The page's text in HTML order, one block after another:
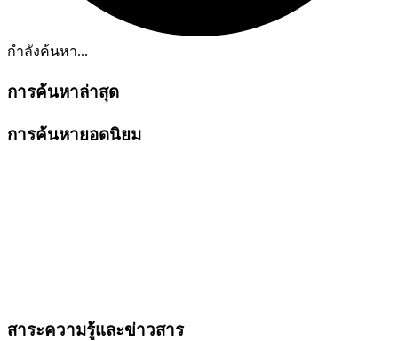
กำลังค้นหา...
การค้นหาล่าสุด
การค้นหายอดนิยม
สาระความรู้และข่าวสาร